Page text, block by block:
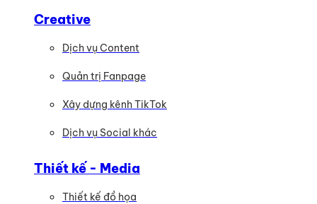
Creative
Dịch vụ Content
Quản trị Fanpage
Xây dựng kênh TikTok
Dịch vụ Social khác
Thiết kế - Media
Thiết kế đồ họa